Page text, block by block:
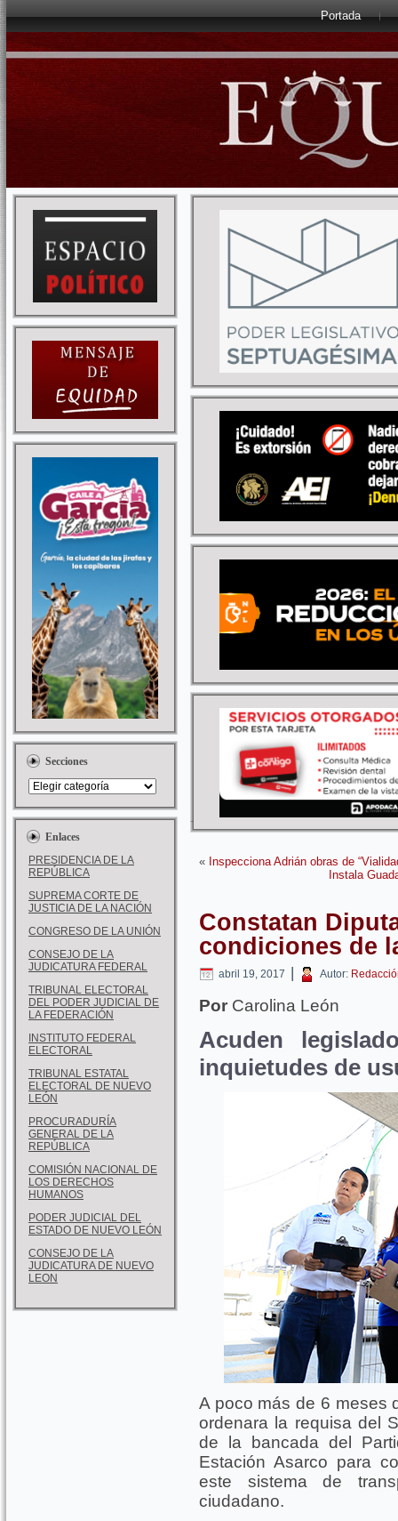
Portada
Secciones
Enlaces
PRESIDENCIA DE LA
REPÚBLICA
SUPREMA CORTE DE
JUSTICIA DE LA NACIÓN
CONGRESO DE LA UNIÓN
CONSEJO DE LA
JUDICATURA FEDERAL
TRIBUNAL ELECTORAL
DEL PODER JUDICIAL DE
LA FEDERACIÓN
INSTITUTO FEDERAL
ELECTORAL
TRIBUNAL ESTATAL
ELECTORAL DE NUEVO
LEÓN
PROCURADURÍA
GENERAL DE LA
REPÚBLICA
COMISIÓN NACIONAL DE
LOS DERECHOS
HUMANOS
PODER JUDICIAL DEL
ESTADO DE NUEVO LEÓN
CONSEJO DE LA
JUDICATURA DE NUEVO
LEON
« Inspecciona Adrián obras de
Instala
Constatan
condiciones de
abril 19, 2017 | Autor:
Por Carolina León
Acuden
inquietudes de
A poco más de 6 meses
ordenara la requisa del
de la bancada del
Estación Asarco para
este sistema de
ciudadano.